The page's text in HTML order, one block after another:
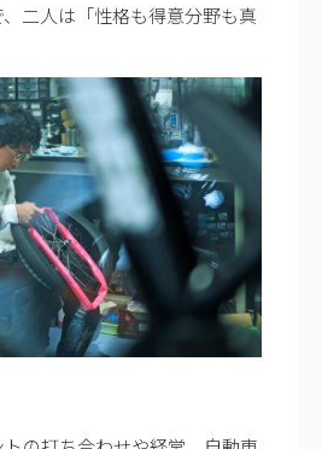
二人は「性格も得意分野も真